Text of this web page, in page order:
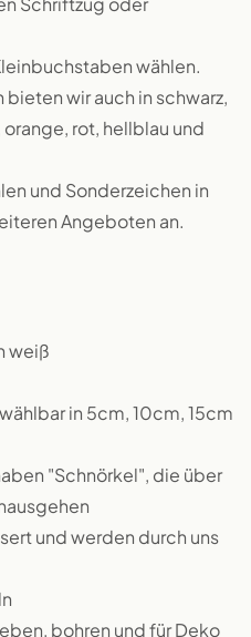
wählen.
wir auch in schwarz,
rot, hellblau und
und Sonderzeichen in
Angeboten an.
weiß
in 5cm, 10cm, 15cm
"Schnörkel", die über
und werden durch uns
bohren und für Deko